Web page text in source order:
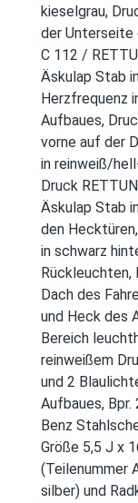
kieselgrau,
der Unterseite
C 112 /
Äskulap Stab
Herzfrequenz
Aufbaues,
vorne auf der
in reinweiß/
Druck
Äskulap Stab
den
in schwarz
Rückleuchten,
Dach des
und Heck des
Bereich
reinweißem
und 2
Aufbaues,
Benz
Größe 5,5 J x
(Teilenummer
silber) und